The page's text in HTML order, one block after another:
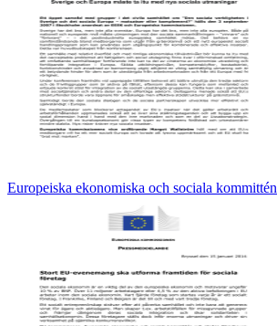
Europeiska ekonomiska och sociala kommittén